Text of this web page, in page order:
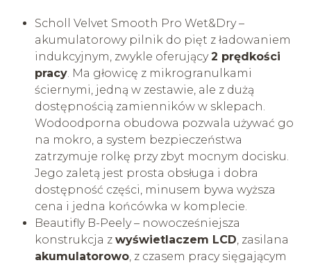
Scholl Velvet Smooth Pro Wet&Dry –
akumulatorowy pilnik do pięt z ładowaniem
indukcyjnym, zwykle oferujący2 prędkości
pracy. Ma głowicę z mikrogranulkami
ściernymi, jedną w zestawie, ale z dużą
dostępnością zamienników w sklepach.
Wodoodporna obudowa pozwala używać go
na mokro, a system bezpieczeństwa
zatrzymuje rolkę przy zbyt mocnym docisku.
Jego zaletą jest prosta obsługa i dobra
dostępność części, minusem bywa wyższa
cena i jedna końcówka w komplecie.
Beautifly B-Peely – nowocześniejsza
konstrukcja z wyświetlaczem LCD , zasilana
akumulatorowo, z czasem pracy sięgającym